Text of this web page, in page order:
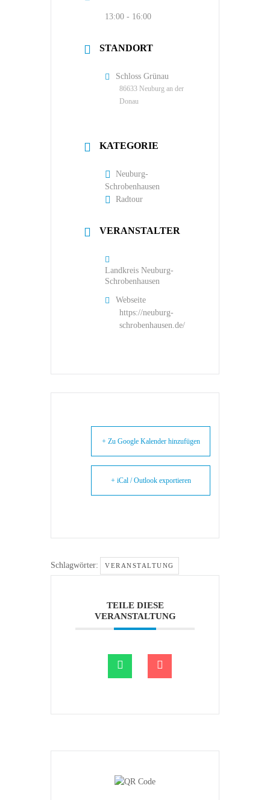
13:00 - 16:00
STANDORT
Schloss Grünau
86633 Neuburg an der
Donau
KATEGORIE
Neuburg-
Schrobenhausen
Radtour
VERANSTALTER
Landkreis Neuburg-
Schrobenhausen
Webseite
https://neuburg-
schrobenhausen.de/
+ Zu Google Kalender hinzufügen
+ iCal / Outlook exportieren
Schlagwörter: VERANSTALTUNG
TEILE DIESE
VERANSTALTUNG